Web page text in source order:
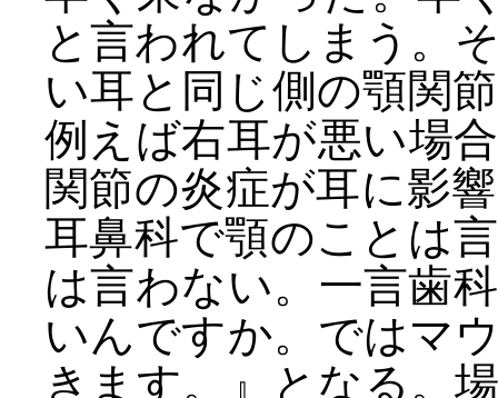
と言われてしまう。
い耳と同じ側の顎関
例えば右耳が悪い場
関節の炎症が耳に影
耳鼻科で顎のことは
は言わない。一言歯
いんですか。ではマ
きます。』となる。